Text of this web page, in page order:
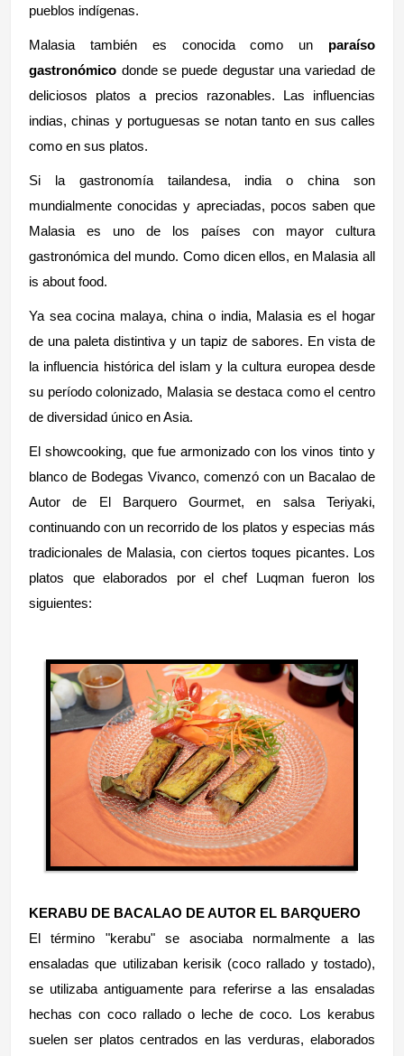
pueblos indígenas.
Malasia también es conocida como un paraíso
gastronómico donde se puede degustar una variedad de
deliciosos platos a precios razonables. Las influencias
indias, chinas y portuguesas se notan tanto en sus calles
como en sus platos.
Si la gastronomía tailandesa, india o china son
mundialmente conocidas y apreciadas, pocos saben que
Malasia es uno de los países con mayor cultura
gastronómica del mundo. Como dicen ellos, en Malasia all
is about food.
Ya sea cocina malaya, china o india, Malasia es el hogar
de una paleta distintiva y un tapiz de sabores. En vista de
la influencia histórica del islam y la cultura europea desde
su período colonizado, Malasia se destaca como el centro
de diversidad único en Asia.
El showcooking, que fue armonizado con los vinos tinto y
blanco de Bodegas Vivanco, comenzó con un Bacalao de
Autor de El Barquero Gourmet, en salsa Teriyaki,
continuando con un recorrido de los platos y especias más
tradicionales de Malasia, con ciertos toques picantes. Los
platos que elaborados por el chef Luqman fueron los
siguientes:
KERABU DE BACALAO DE AUTOR EL BARQUERO
El término "kerabu" se asociaba normalmente a las
ensaladas que utilizaban kerisik (coco rallado y tostado),
se utilizaba antiguamente para referirse a las ensaladas
hechas con coco rallado o leche de coco. Los kerabus
suelen ser platos centrados en las verduras, elaborados